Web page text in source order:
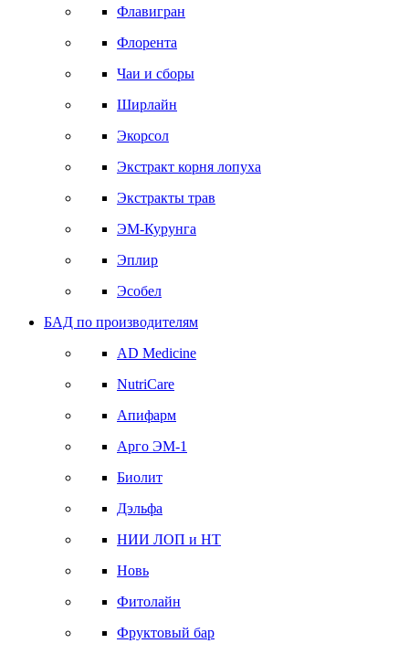
Флавигран
Флорента
Чаи и сборы
Ширлайн
Экорсол
Экстракт корня лопуха
Экстракты трав
ЭМ-Курунга
Эплир
Эсобел
БАД по производителям
AD Medicine
NutriCare
Апифарм
Арго ЭМ-1
Биолит
Дэльфа
НИИ ЛОП и НТ
Новь
Фитолайн
Фруктовый бар